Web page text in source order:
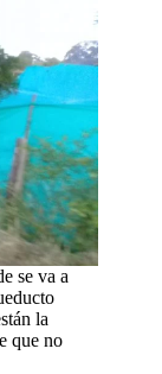
se va a
la
que no